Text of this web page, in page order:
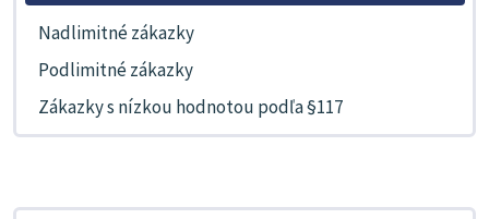
Nadlimitné zákazky
Podlimitné zákazky
Zákazky s nízkou hodnotou podľa §117